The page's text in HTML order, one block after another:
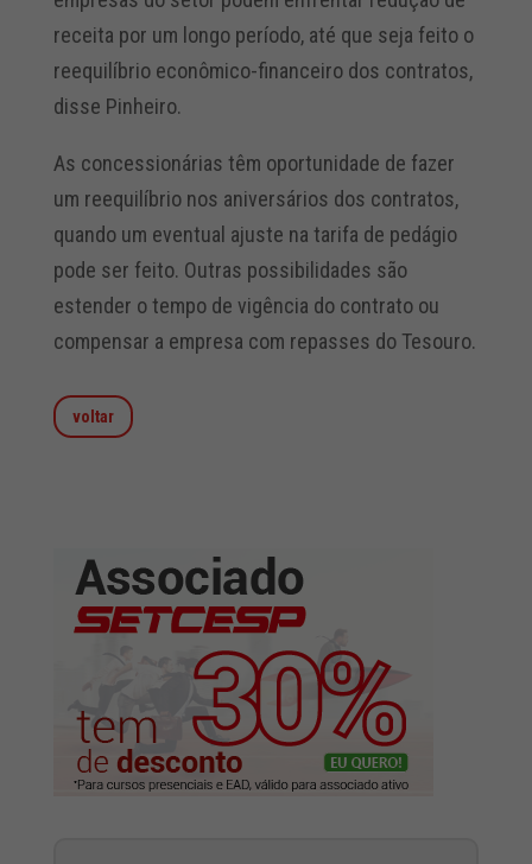
receita por um longo período, até que seja feito o
reequilíbrio econômico-financeiro dos contratos,
disse Pinheiro.
As concessionárias têm oportunidade de fazer
um reequilíbrio nos aniversários dos contratos,
quando um eventual ajuste na tarifa de pedágio
pode ser feito. Outras possibilidades são
estender o tempo de vigência do contrato ou
compensar a empresa com repasses do Tesouro.
voltar